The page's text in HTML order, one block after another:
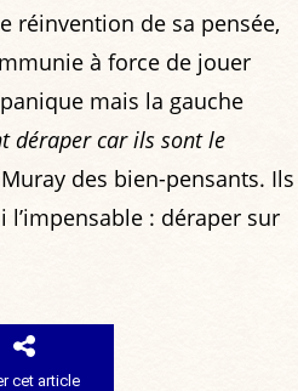
réinvention de sa pensée,
à force de jouer
mais la gauche
déraper car ils sont le
des bien-pensants. Ils
: déraper sur
cet article